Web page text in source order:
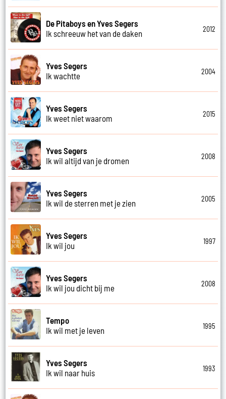
De Pitaboys en Yves Segers
Ik schreeuw het van de daken
2012
Yves Segers
Ik wachtte
2004
Yves Segers
Ik weet niet waarom
2015
Yves Segers
Ik wil altijd van je dromen
2008
Yves Segers
Ik wil de sterren met je zien
2005
Yves Segers
Ik wil jou
1997
Yves Segers
Ik wil jou dicht bij me
2008
Tempo
Ik wil met je leven
1995
Yves Segers
Ik wil naar huis
1993